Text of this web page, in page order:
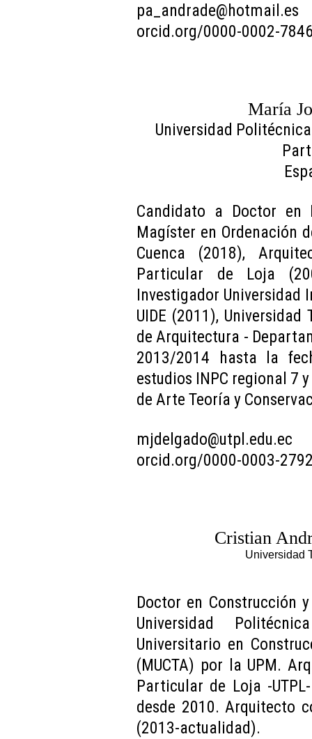
pa_andrade@hotmail.es
orcid.org/0000-0002-
María
Universidad
Candidato a Doctor en
Magíster en Ordenación
Cuenca (2018),
Particular de Loja
Investigador Universidad
UIDE (2011),
de Arquitectura -
2013/2014 hasta la
estudios INPC regional 7
de Arte Teoría y
mjdelgado@utpl.edu.ec
orcid.org/0000-0003-
Cristian
Universidad
Doctor en Construcción
Universidad
Universitario en
(MUCTA) por la UPM.
Particular de Loja -
desde 2010. Arquitecto
(2013-actualidad).